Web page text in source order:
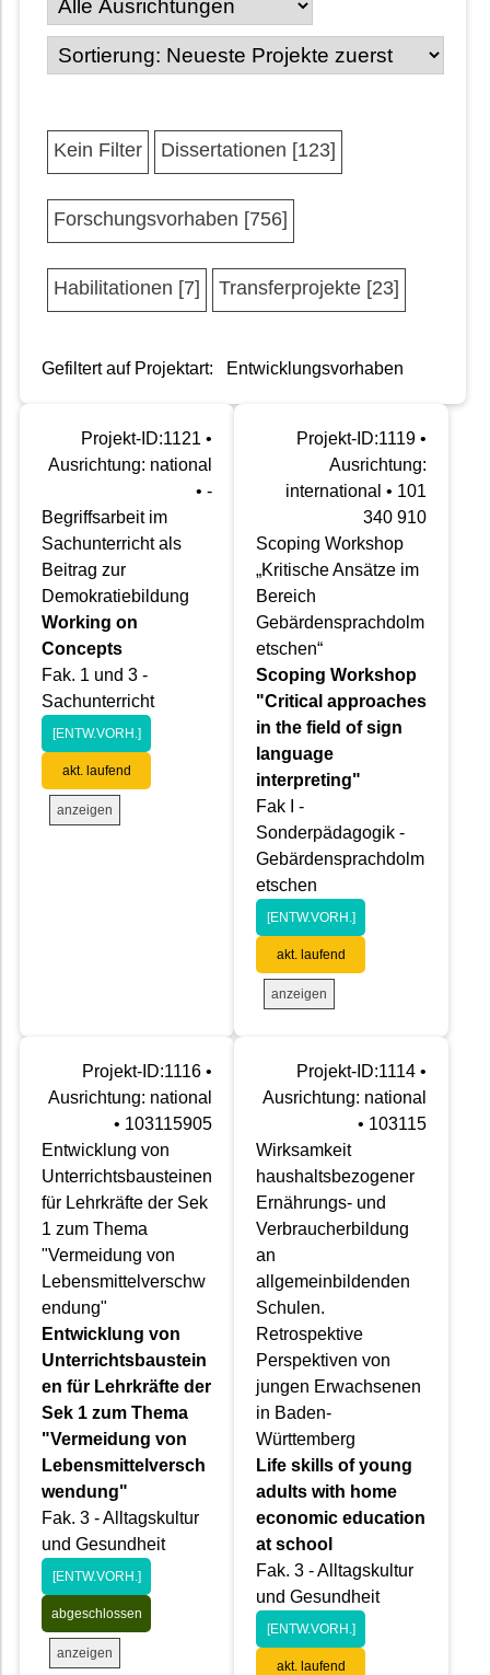
Kein Filter Dissertationen [123]
Forschungsvorhaben [756]
Habilitationen [7] Transferprojekte [23]
Gefiltert auf Projektart: Entwicklungsvorhaben
Projekt-ID:1121 •
Ausrichtung: national
• -
Begriffsarbeit im
Sachunterricht als
Beitrag zur
Demokratiebildung
Working on
Concepts
Fak. 1 und 3 -
Sachunterricht
[ENTW.VORH.]
akt. laufend
anzeigen
Projekt-ID:1119 •
Ausrichtung:
international • 101
340 910
Scoping Workshop
„Kritische Ansätze im
Bereich
Gebärdensprachdolm
etschen“
Scoping Workshop
"Critical approaches
in the field of sign
language
interpreting"
Fak I -
Sonderpädagogik -
Gebärdensprachdolm
etschen
[ENTW.VORH.]
akt. laufend
anzeigen
Projekt-ID:1116 •
Ausrichtung: national
• 103115905
Entwicklung von
Unterrichtsbausteinen
für Lehrkräfte der Sek
1 zum Thema
"Vermeidung von
Lebensmittelverschw
endung"
Entwicklung von
Unterrichtsbaustein
en für Lehrkräfte der
Sek 1 zum Thema
"Vermeidung von
Lebensmittelversch
wendung"
Fak. 3 - Alltagskultur
und Gesundheit
[ENTW.VORH.]
abgeschlossen
anzeigen
Projekt-ID:1114 •
Ausrichtung: national
• 103115
Wirksamkeit
haushaltsbezogener
Ernährungs- und
Verbraucherbildung
an
allgemeinbildenden
Schulen.
Retrospektive
Perspektiven von
jungen Erwachsenen
in Baden-
Württemberg
Life skills of young
adults with home
economic education
at school
Fak. 3 - Alltagskultur
und Gesundheit
[ENTW.VORH.]
akt. laufend